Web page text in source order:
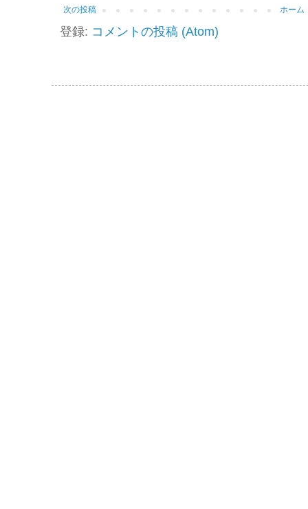
次の投稿 ホーム
登録: コメントの投稿 (Atom)